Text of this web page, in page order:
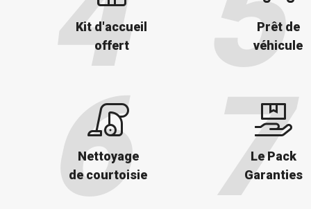
Kit d'accueil
offert
Prêt de
véhicule
Nettoyage
de courtoisie
Le Pack
Garanties